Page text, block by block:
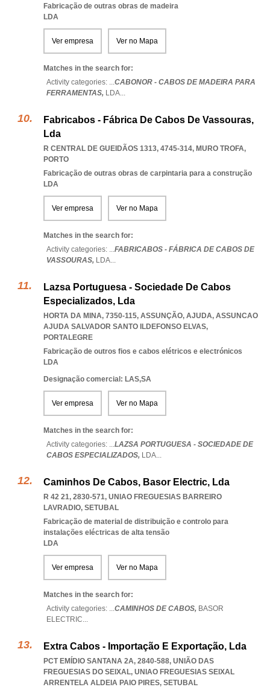
Fabricação de outras obras de madeira
LDA
Ver empresa Ver no Mapa
Matches in the search for:
Activity categories: ...CABONOR - CABOS DE MADEIRA PARA
FERRAMENTAS, LDA...
Fabricabos - Fábrica De Cabos De Vassouras,
Lda
R CENTRAL DE GUEIDÃOS 1313, 4745-314, MURO TROFA,
PORTO
Fabricação de outras obras de carpintaria para a construção
LDA
Ver empresa Ver no Mapa
Matches in the search for:
Activity categories: ...FABRICABOS - FÁBRICA DE CABOS DE
VASSOURAS, LDA...
Lazsa Portuguesa - Sociedade De Cabos
Especializados, Lda
HORTA DA MINA, 7350-115, ASSUNÇÃO, AJUDA, ASSUNCAO
AJUDA SALVADOR SANTO ILDEFONSO ELVAS,
PORTALEGRE
Fabricação de outros fios e cabos elétricos e electrónicos
LDA
Designação comercial: LAS,SA
Ver empresa Ver no Mapa
Matches in the search for:
Activity categories: ...LAZSA PORTUGUESA - SOCIEDADE DE
CABOS ESPECIALIZADOS, LDA...
Caminhos De Cabos, Basor Electric, Lda
R 42 21, 2830-571, UNIAO FREGUESIAS BARREIRO
LAVRADIO, SETUBAL
Fabricação de material de distribuição e controlo para
instalações eléctricas de alta tensão
LDA
Ver empresa Ver no Mapa
Matches in the search for:
Activity categories: ...CAMINHOS DE CABOS, BASOR
ELECTRIC...
Extra Cabos - Importação E Exportação, Lda
PCT EMÍDIO SANTANA 2A, 2840-588, UNIÃO DAS
FREGUESIAS DO SEIXAL, UNIAO FREGUESIAS SEIXAL
ARRENTELA ALDEIA PAIO PIRES, SETUBAL